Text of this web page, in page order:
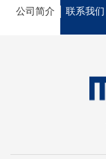
公司简介 联系我们